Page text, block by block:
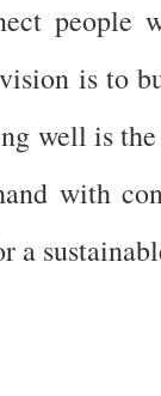
people
is to
well is
with
a